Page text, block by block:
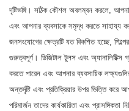
দৃষ্টিভঙ্গি। সঠিক কৌশল অবলম্বন করলে,
এবং আপনার ব্যবসাকে সমৃদ্ধ করতে সাহায্য
জনসংযোগের ক্ষেত্রটি যত বিকশিত হচ্ছে,
গুরুত্বপূর্ণ। ডিজিটাল টুলস এবং
করতে পারেন এবং আপনার ব্যবসায়িক
অন্তর্দৃষ্টি এবং প্রতিক্রিয়ার উপর ভিত্তি করে
পরিমার্জন তাদের কার্যকারিতা এবং